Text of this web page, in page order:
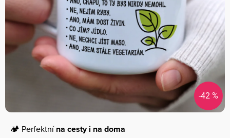
-42 %
🏕️ Perfektnína cesty i na doma